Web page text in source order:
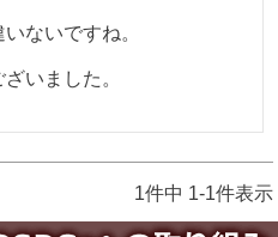
ないですね。
いました。
1件中 1-1件表示